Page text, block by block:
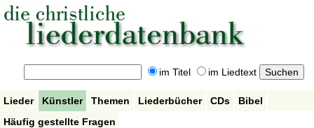
im Titel im Liedtext
Lieder Künstler Themen Liederbücher CDs
Bibel
Häufig gestellte Fragen